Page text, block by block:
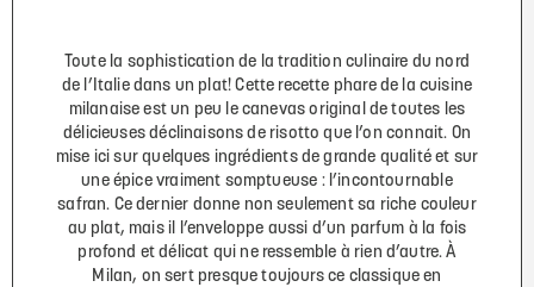
Toute la sophistication de la tradition culinaire du nord
de l’Italie dans un plat! Cette recette phare de la cuisine
milanaise est un peu le canevas original de toutes les
délicieuses déclinaisons de risotto que l’on connait. On
mise ici sur quelques ingrédients de grande qualité et sur
une épice vraiment somptueuse : l’incontournable
safran. Ce dernier donne non seulement sa riche couleur
au plat, mais il l’enveloppe aussi d’un parfum à la fois
profond et délicat qui ne ressemble à rien d’autre. À
Milan, on sert presque toujours ce classique en